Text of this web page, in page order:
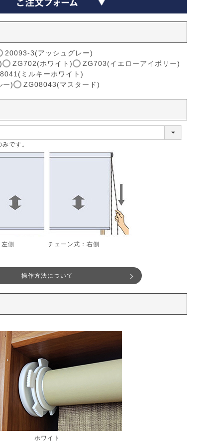
20093-3(アッシュグレー)
ZG702(ホワイト)
ZG703(イエローアイボリー)
ミルキーホワイト)
ー)
ZG08043(マスタード)
です。
側 チェーン式：右側
操作方法について
ホワイト